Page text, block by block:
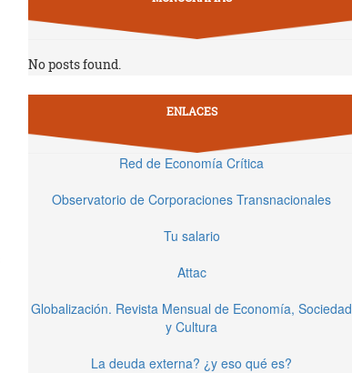
No posts found.
ENLACES
Red de Economía Crítica
Observatorio de Corporaciones Transnacionales
Tu salario
Attac
Globalización. Revista Mensual de Economía, Sociedad
y Cultura
La deuda externa? ¿y eso qué es?